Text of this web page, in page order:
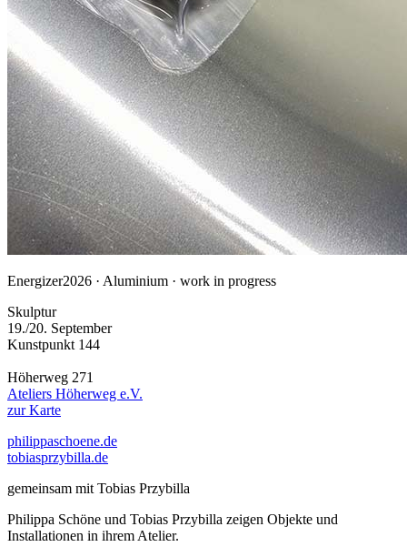
Energizer2026 · Aluminium · work in progress
Skulptur
19./20. September
Kunstpunkt 144
Höherweg 271
Ateliers Höherweg e.V.
zur Karte
philippaschoene.de
tobiasprzybilla.de
gemeinsam mit Tobias Przybilla
Philippa Schöne und Tobias Przybilla zeigen Objekte und
Installationen in ihrem Atelier.